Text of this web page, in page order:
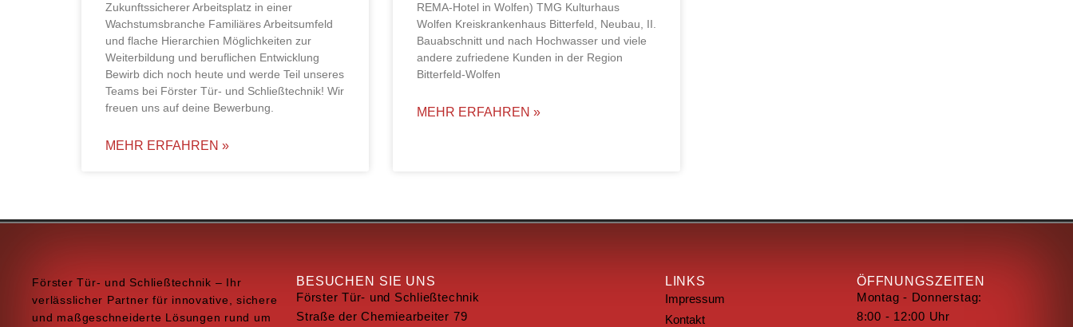
Zukunftssicherer Arbeitsplatz in einer
Wachstumsbranche Familiäres Arbeitsumfeld
und flache Hierarchien Möglichkeiten zur
Weiterbildung und beruflichen Entwicklung
Bewirb dich noch heute und werde Teil unseres
Teams bei Förster Tür- und Schließtechnik! Wir
freuen uns auf deine Bewerbung.
MEHR ERFAHREN »
REMA-Hotel in Wolfen) TMG Kulturhaus
Wolfen Kreiskrankenhaus Bitterfeld, Neubau, II.
Bauabschnitt und nach Hochwasser und viele
andere zufriedene Kunden in der Region
Bitterfeld-Wolfen
MEHR ERFAHREN »
Förster Tür- und Schließtechnik – Ihr
verlässlicher Partner für innovative, sichere
und maßgeschneiderte Lösungen rund um
BESUCHEN SIE UNS
Förster Tür- und Schließtechnik
Straße der Chemiearbeiter 79
LINKS
Impressum
Kontakt
ÖFFNUNGSZEITEN
Montag - Donnerstag:
8:00 - 12:00 Uhr